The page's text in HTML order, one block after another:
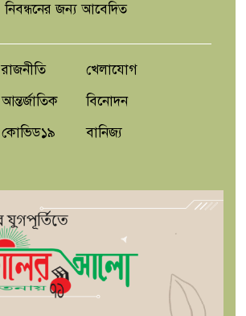
নিবন্ধনের জন্য আবেদিত
রাজনীতি
আন্তর্জাতিক
কোভিড১৯
খেলাযোগ
বিনোদন
বানিজ্য